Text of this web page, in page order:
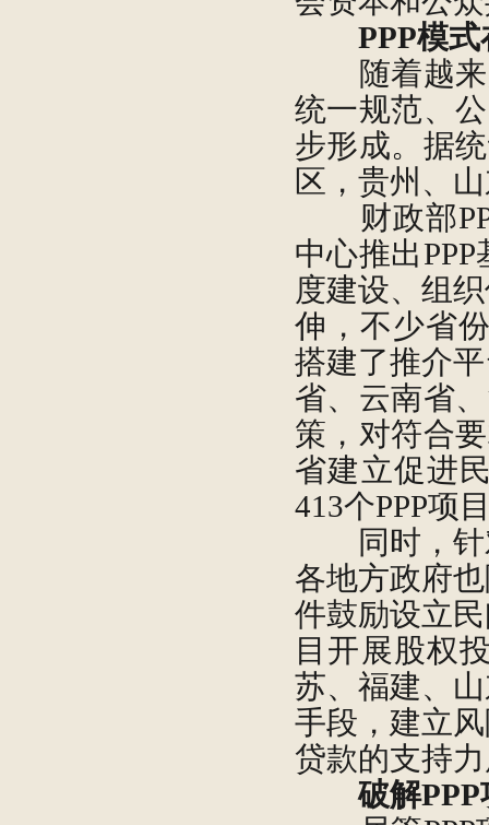
PPP模
随着越来
统一规范、
步形成。据
区，贵州、
财政部
中心推出
度建设、组
伸，不少省
搭建了推介
省、云南省
策，对符合
省建立促进
413个PPP项
同时，针
各地方政府
件鼓励设立
目开展股权
苏、福建、
手段，建立
贷款的支持
破解